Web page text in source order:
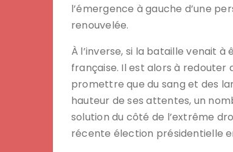
l’émergence à gauche d’une
renouvelée.
À l’inverse, si la bataille venait
française. Il est alors à redouter
promettre que du sang et des
hauteur de ses attentes, un
solution du côté de l’extrême
récente élection présidentielle